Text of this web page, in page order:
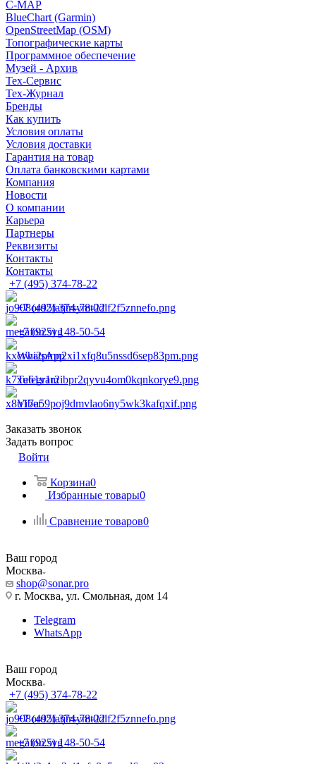
C-MAP
BlueChart (Garmin)
OpenStreetMap (OSM)
Топографические карты
Программное обеспечение
Музей - Архив
Tex-Сервис
Тех-Журнал
Бренды
Как купить
Условия оплаты
Условия доставки
Гарантия на товар
Оплата банковскими картами
Компания
Новости
О компании
Карьера
Партнеры
Реквизиты
Контакты
Контакты
+7 (495) 374-78-22
+7 (495) 374-78-22
+7 (925) 148-50-54
WhatsApp
Telegram
Viber
Заказать звонок
Задать вопрос
Войти
Корзина0
Избранные товары0
Сравнение товаров0
Ваш город
Москва
shop@sonar.pro
г. Москва, ул. Смольная, дом 14
Telegram
WhatsApp
Ваш город
Москва
+7 (495) 374-78-22
+7 (495) 374-78-22
+7 (925) 148-50-54